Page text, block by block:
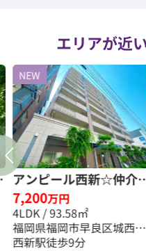
エリアが近
NEW
アンピール西新☆仲介
数料半額☆
7,200万円
4LDK / 93.58㎡
福岡県福岡市早良区城西３
丁目
西新駅徒歩9分